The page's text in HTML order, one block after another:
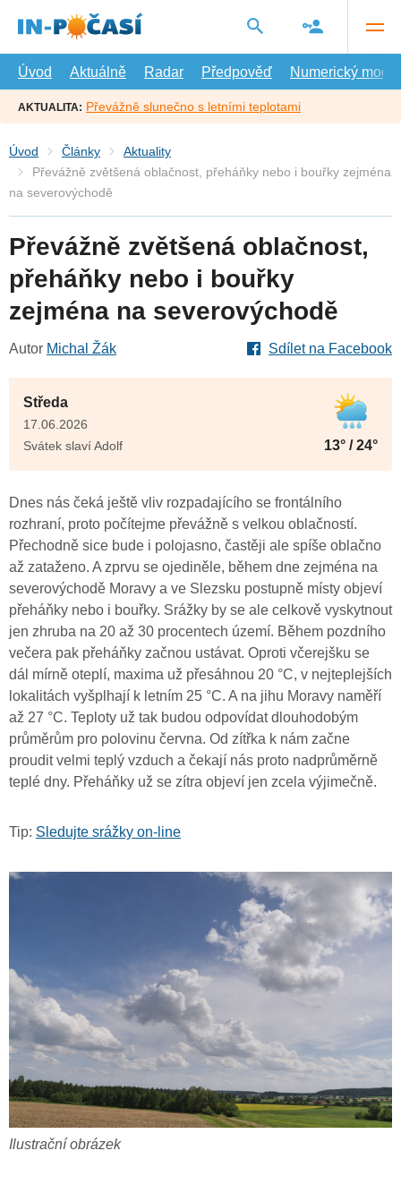
hlavní
Úvod
Aktuálně Radar Předpověď Numerický model
AKTUALITA: Převážně slunečno s letními teplotami
Úvod Články
Aktuality
Převážně zvětšená oblačnost, přeháňky nebo i bouřky zejména
na severovýchodě
Převážně zvětšená oblačnost,
přeháňky nebo i bouřky
zejména na severovýchodě
Autor Michal Žák Sdílet na Facebook
Středa
17.06.2026
Svátek slaví Adolf
13° / 24°
Dnes nás čeká ještě vliv rozpadajícího se frontálního
rozhraní, proto počítejme převážně s velkou oblačností.
Přechodně sice bude i polojasno, častěji ale spíše oblačno
až zataženo. A zprvu se ojediněle, během dne zejména na
severovýchodě Moravy a ve Slezsku postupně místy objeví
přeháňky nebo i bouřky. Srážky by se ale celkově vyskytnout
jen zhruba na 20 až 30 procentech území. Během pozdního
večera pak přeháňky začnou ustávat. Oproti včerejšku se
dál mírně oteplí, maxima už přesáhnou 20 °C, v nejteplejších
lokalitách vyšplhají k letním 25 °C. A na jihu Moravy naměří
až 27 °C. Teploty už tak budou odpovídat dlouhodobým
průměrům pro polovinu června. Od zítřka k nám začne
proudit velmi teplý vzduch a čekají nás proto nadprůměrně
teplé dny. Přeháňky už se zítra objeví jen zcela výjimečně.
Tip: Sledujte srážky on-line
Ilustrační obrázek